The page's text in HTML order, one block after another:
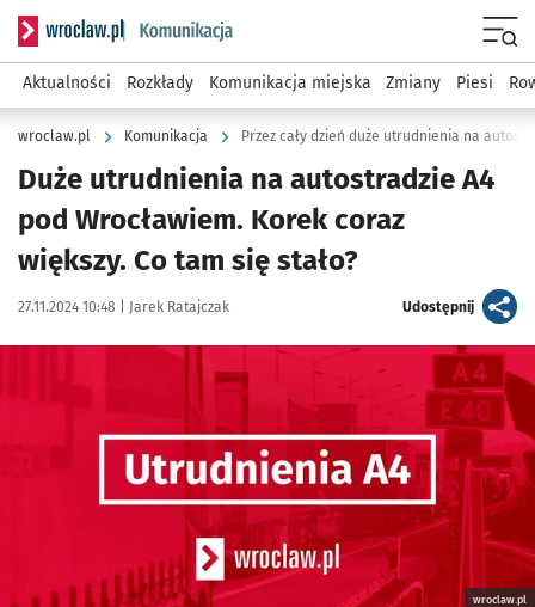
Serwis informacyjny wroclaw.pl podserwis: Komunikacja
Aktualności Rozkłady Komunikacja miejska Zmiany Piesi
wroclaw.pl Komunikacja Przez cały dzień duże utrudnienia na
Duże utrudnienia na autostradzie A4
pod Wrocławiem. Korek coraz
większy. Co tam się stało?
Data publikacji:
27.11.2024 10:48 | Autor:
Jarek Ratajczak Udostępnijartykuł
wroclaw.pl